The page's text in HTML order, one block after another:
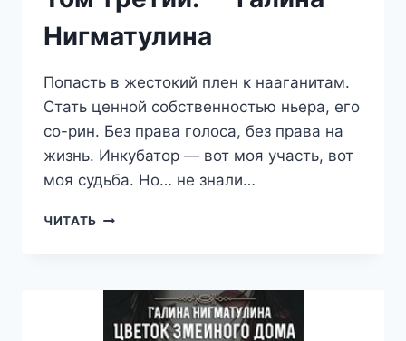
Нигматулина
Попасть в жестокий плен к нааганитам.
Стать ценной собственностью ньера, его
со-рин. Без права голоса, без права на
жизнь. Инкубатор — вот моя участь, вот
моя судьба. Но… не знали…
ЧИТАТЬ ДЕТИ
ТРЕТИЙ.
ГАЛИНА